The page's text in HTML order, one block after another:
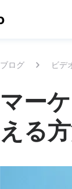
ブログ ビデ
マー
える